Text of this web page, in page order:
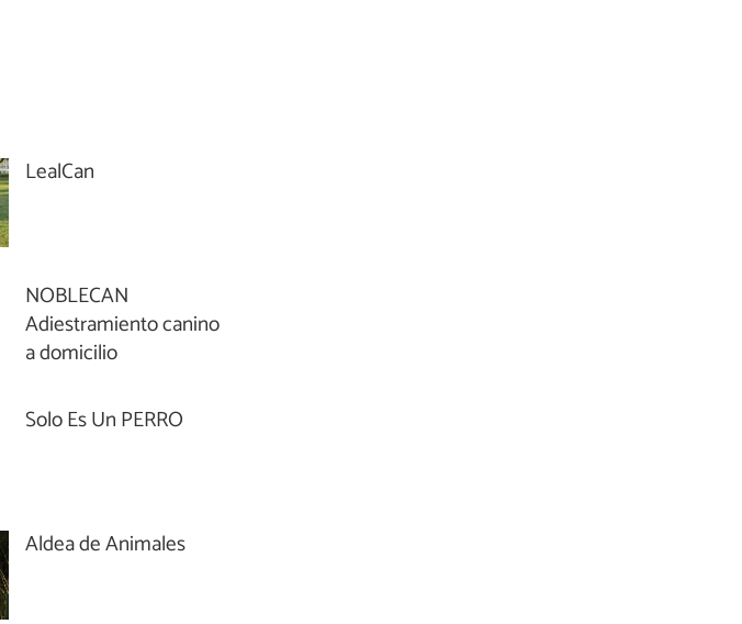
LealCan
NOBLECAN
Adiestramiento canino
a domicilio
Solo Es Un PERRO
Aldea de Animales